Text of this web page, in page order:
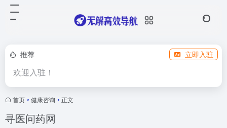
推荐 立即入驻
欢迎入驻！
首页 • 健康咨询 • 正文
寻医问药网